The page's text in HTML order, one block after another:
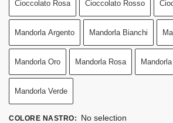
Cioccolato Rosa Cioccolato Rosso
Mandorla Argento Mandorla Bianchi
Mandorla Oro Mandorla Rosa
Mandorla Verde
COLORE NASTRO: No selection